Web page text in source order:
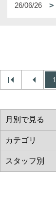
26/06/26
1